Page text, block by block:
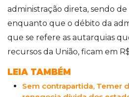
administração direta, sendo de
enquanto que o débito da
que se refere as autarquias
recursos da União, ficam em
LEIA TAMBÉM
Sem contrapartida, Temer